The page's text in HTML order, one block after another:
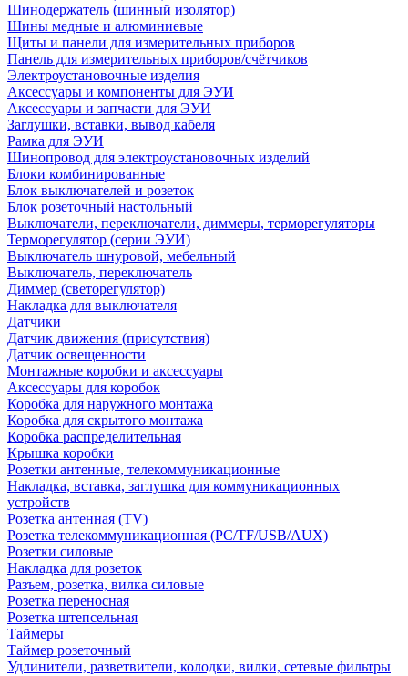
Шинодержатель (шинный изолятор)
Шины медные и алюминиевые
Щиты и панели для измерительных приборов
Панель для измерительных приборов/счётчиков
Электроустановочные изделия
Аксессуары и компоненты для ЭУИ
Аксессуары и запчасти для ЭУИ
Заглушки, вставки, вывод кабеля
Рамка для ЭУИ
Шинопровод для электроустановочных изделий
Блоки комбинированные
Блок выключателей и розеток
Блок розеточный настольный
Выключатели, переключатели, диммеры, терморегуляторы
Терморегулятор (серии ЭУИ)
Выключатель шнуровой, мебельный
Выключатель, переключатель
Диммер (светорегулятор)
Накладка для выключателя
Датчики
Датчик движения (присутствия)
Датчик освещенности
Монтажные коробки и аксессуары
Аксессуары для коробок
Коробка для наружного монтажа
Коробка для скрытого монтажа
Коробка распределительная
Крышка коробки
Розетки антенные, телекоммуникационные
Накладка, вставка, заглушка для коммуникационных
устройств
Розетка антенная (TV)
Розетка телекоммуникационная (PC/TF/USB/AUX)
Розетки силовые
Накладка для розеток
Разъем, розетка, вилка силовые
Розетка переносная
Розетка штепсельная
Таймеры
Таймер розеточный
Удлинители, разветвители, колодки, вилки, сетевые фильтры